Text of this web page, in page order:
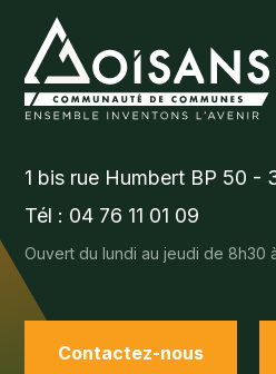
1 bis rue Humbert BP 50 -
Tél : 04 76 11 01 09
Ouvert du lundi au jeudi de 8h30
Contactez-nous